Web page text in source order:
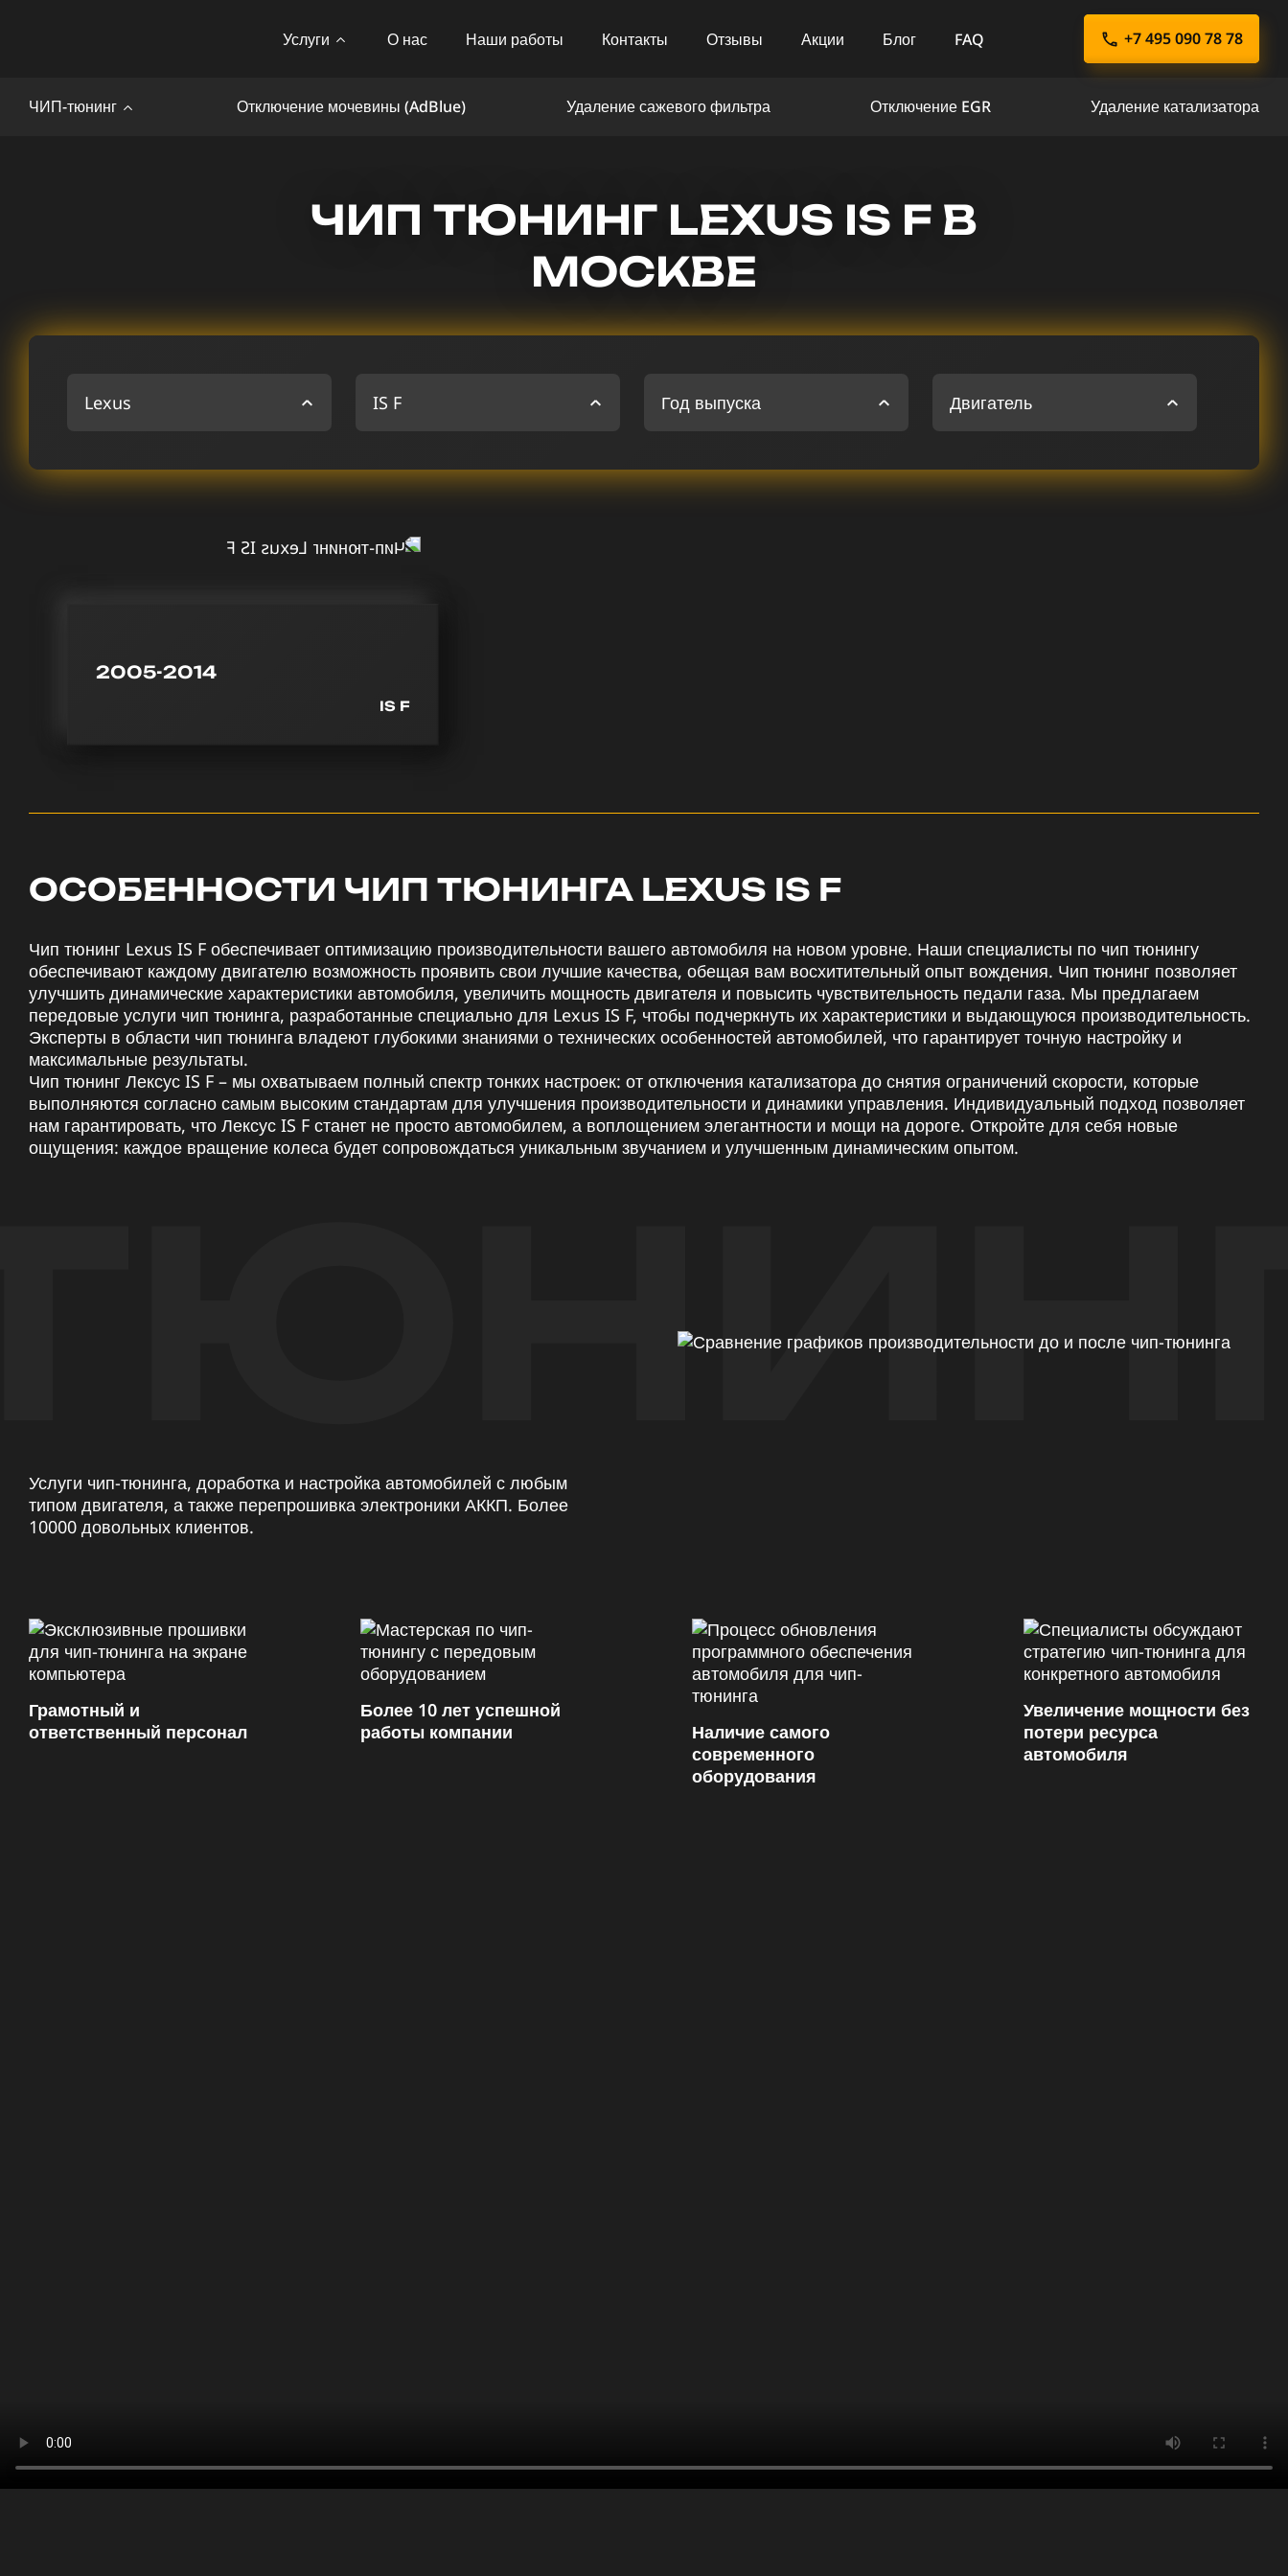
Услуги О нас Наши работы Контакты Отзывы Акции Блог FAQ +7 495 090 78 78
ЧИП-тюнинг Отключение мочевины (AdBlue) Удаление сажевого фильтра Отключение EGR Удаление катализатора
ЧИП ТЮНИНГ LEXUS IS F В
МОСКВЕ
Lexus IS F Год выпуска Двигатель
2005-2014
IS F
ОСОБЕННОСТИ ЧИП ТЮНИНГА LEXUS IS F
Чип тюнинг Lexus IS F обеспечивает оптимизацию производительности вашего автомобиля на новом уровне. Наши специалисты по чип тюнингу
обеспечивают каждому двигателю возможность проявить свои лучшие качества, обещая вам восхитительный опыт вождения. Чип тюнинг позволяет
улучшить динамические характеристики автомобиля, увеличить мощность двигателя и повысить чувствительность педали газа. Мы предлагаем
передовые услуги чип тюнинга, разработанные специально для Lexus IS F, чтобы подчеркнуть их характеристики и выдающуюся производительность.
Эксперты в области чип тюнинга владеют глубокими знаниями о технических особенностей автомобилей, что гарантирует точную настройку и
максимальные результаты.
Чип тюнинг Лексус IS F – мы охватываем полный спектр тонких настроек: от отключения катализатора до снятия ограничений скорости, которые
выполняются согласно самым высоким стандартам для улучшения производительности и динамики управления. Индивидуальный подход позволяет
нам гарантировать, что Лексус IS F станет не просто автомобилем, а воплощением элегантности и мощи на дороге. Откройте для себя новые
ощущения: каждое вращение колеса будет сопровождаться уникальным звучанием и улучшенным динамическим опытом.
Услуги чип-тюнинга, доработка и настройка автомобилей с любым
типом двигателя, а также перепрошивка электроники АККП. Более
10000 довольных клиентов.
Грамотный и
ответственный персонал
Более 10 лет успешной
работы компании
Наличие самого
современного
оборудования
Увеличение мощности без
потери ресурса
автомобиля